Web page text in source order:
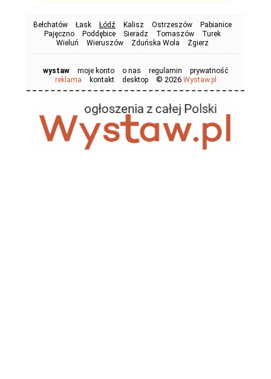
Bełchatów Łask Łódź Kalisz Ostrzeszów
Pabianice
Pajęczno
Poddębice Sieradz Tomaszów
Turek
Wieluń
Wieruszów Zduńska Wola Zgierz
wystaw moje konto o nas regulamin
prywatność
reklama
kontakt desktop © 2026 Wystaw.pl